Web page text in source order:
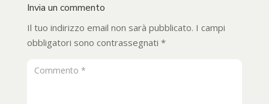
Invia un commento
Il tuo indirizzo email non sarà pubblicato. I campi
obbligatori sono contrassegnati *